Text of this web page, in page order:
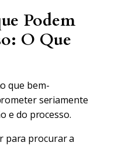
Podem
O Que
que bem-
seriamente
e do processo.
para procurar a